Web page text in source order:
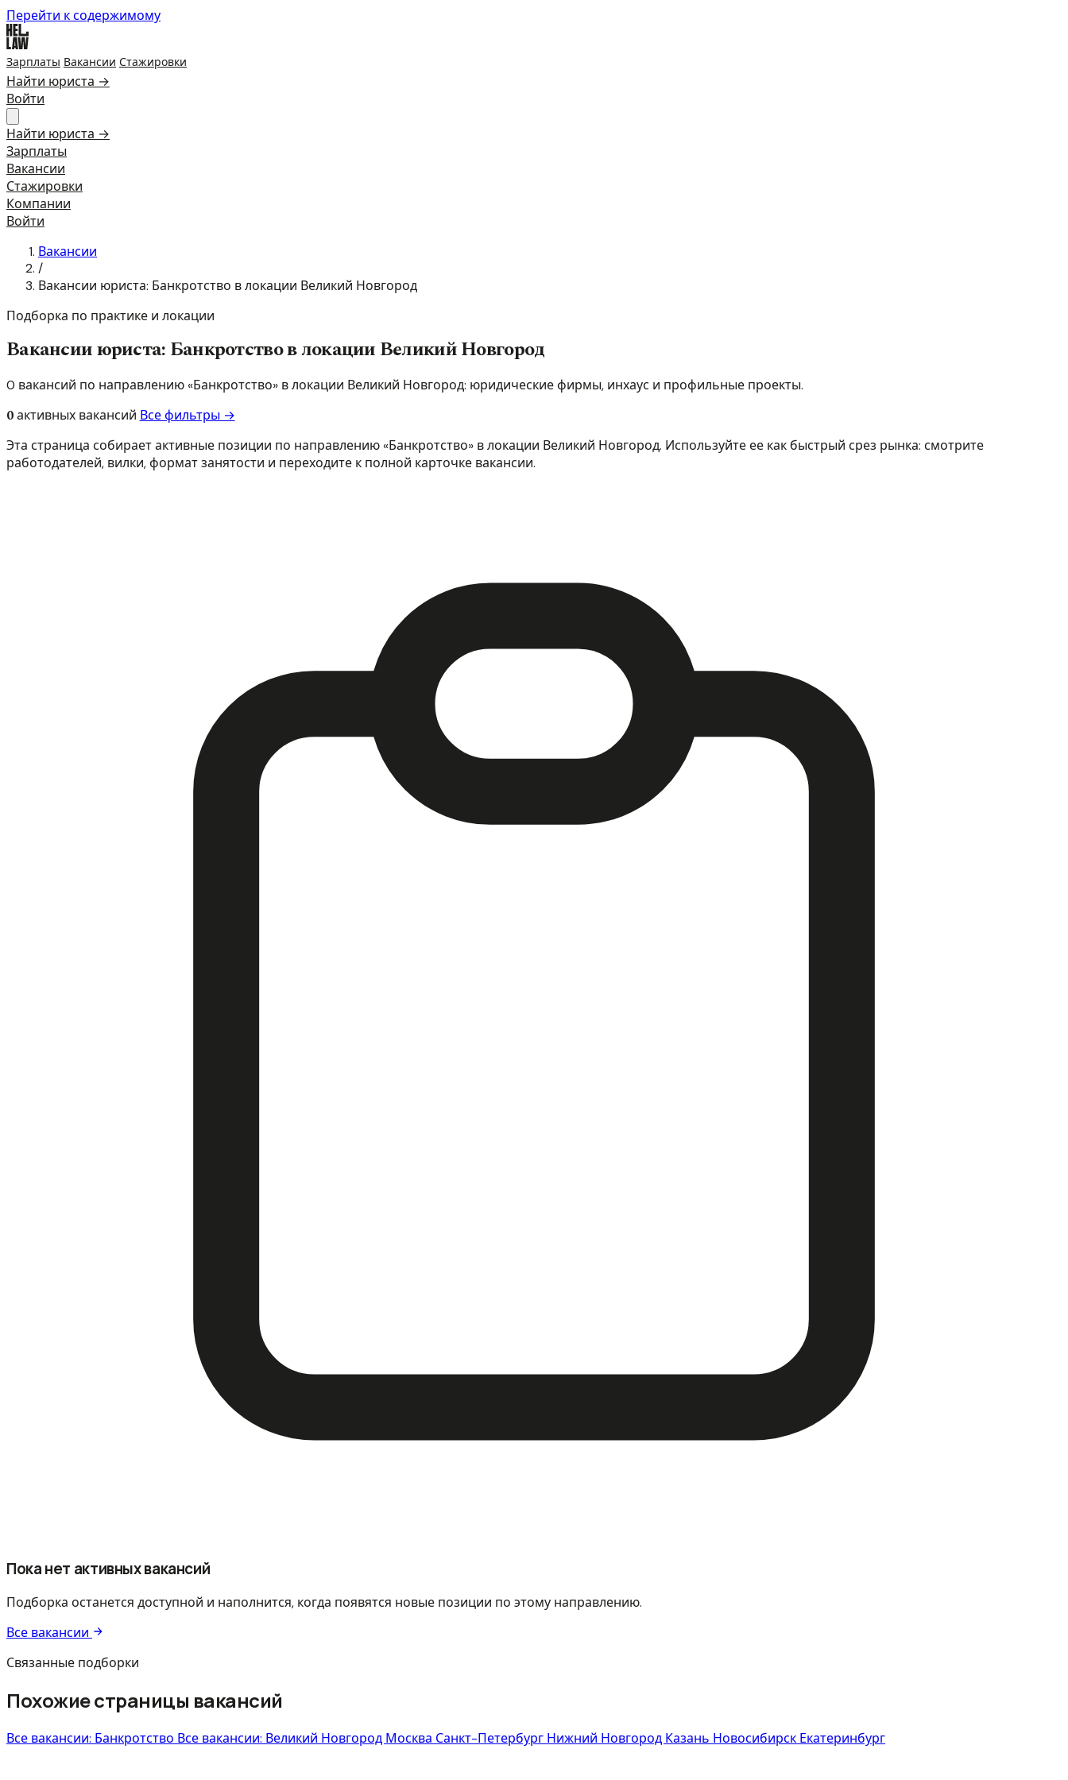
Перейти к содержимому
Зарплаты Вакансии Стажировки
Найти юриста →
Войти
Найти юриста →
Зарплаты
Вакансии
Стажировки
Компании
Войти
Вакансии
/
Вакансии юриста: Банкротство в локации Великий Новгород
Подборка по практике и локации
Вакансии юриста: Банкротство в локации Великий Новгород
0 вакансий по направлению «Банкротство» в локации Великий Новгород: юридические фирмы, инхаус и профильные проекты.
0 активных вакансий Все фильтры →
Эта страница собирает активные позиции по направлению «Банкротство» в локации Великий Новгород. Используйте ее как быстрый срез рынка: смотрите
работодателей, вилки, формат занятости и переходите к полной карточке вакансии.
Пока нет активных вакансий
Подборка останется доступной и наполнится, когда появятся новые позиции по этому направлению.
Все вакансии
Связанные подборки
Похожие страницы вакансий
Все вакансии: Банкротство Все вакансии: Великий Новгород Москва Санкт-Петербург Нижний Новгород Казань Новосибирск Екатеринбург